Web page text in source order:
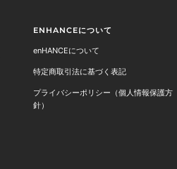
ENHANCEについて
enHANCEについて
特定商取引法に基づく表記
プライバシーポリシー（個人情報保護方
針）